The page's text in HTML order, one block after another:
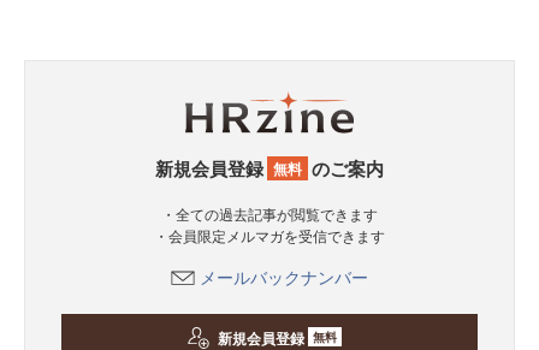
新規会員登録 無料 のご案内
・全ての過去記事が閲覧できます
・会員限定メルマガを受信できます
メールバックナンバー
新規会員登録 無料